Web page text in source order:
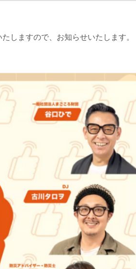
しますので、お知らせいたします。